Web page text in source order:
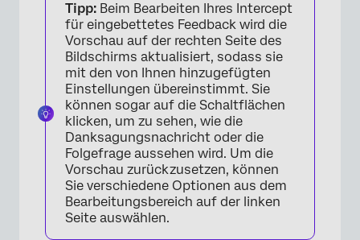
Tipp: Beim Bearbeiten Ihres Intercept
für eingebettetes Feedback wird die
Vorschau auf der rechten Seite des
Bildschirms aktualisiert, sodass sie
mit den von Ihnen hinzugefügten
Einstellungen übereinstimmt. Sie
können sogar auf die Schaltflächen
klicken, um zu sehen, wie die
Danksagungsnachricht oder die
Folgefrage aussehen wird. Um die
Vorschau zurückzusetzen, können
Sie verschiedene Optionen aus dem
Bearbeitungsbereich auf der linken
Seite auswählen.